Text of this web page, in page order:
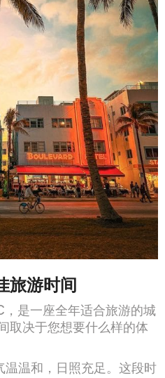
旅游时间
是一座全年适合旅游的城
取决于您想要什么样的体
温和，日照充足。这段时